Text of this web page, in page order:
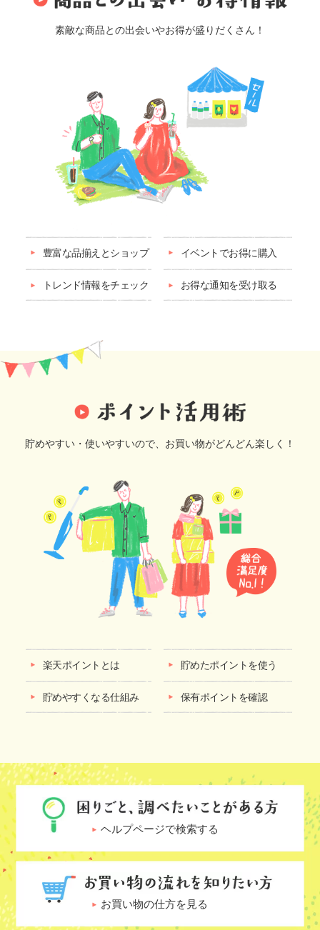
素敵な商品との出会いやお得が盛りだくさん！
豊富な品揃えとショップ イベントでお得に購入
トレンド情報をチェック お得な通知を受け取る
貯めやすい・使いやすいので、お買い物がどんどん楽しく！
楽天ポイントとは 貯めたポイントを使う
貯めやすくなる仕組み 保有ポイントを確認
ヘルプページで検索する
お買い物の仕方を見る